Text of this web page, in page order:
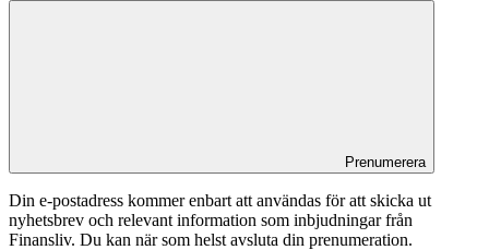
Prenumerera
Din e-postadress kommer enbart att användas för att skicka ut
nyhetsbrev och relevant information som inbjudningar från
Finansliv. Du kan när som helst avsluta din prenumeration.